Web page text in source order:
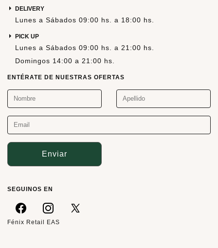
DELIVERY
Lunes a Sábados 09:00 hs. a 18:00 hs.
PICK UP
Lunes a Sábados 09:00 hs. a 21:00 hs.
Domingos 14:00 a 21:00 hs.
ENTÉRATE DE NUESTRAS OFERTAS
Enviar
SEGUINOS EN
Fénix Retail EAS